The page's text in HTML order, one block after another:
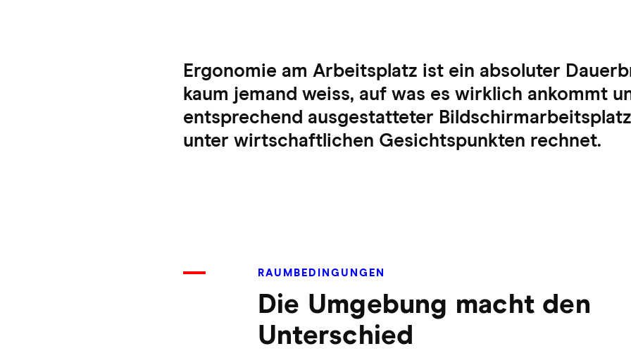
Ergonomie am Arbeitsplatz ist ein absoluter
kaum jemand weiss, auf was es wirklich ankommt
entsprechend ausgestatteter
unter wirtschaftlichen Gesichtspunkten rechnet.
RAUMBEDINGUNGEN
Die Umgebung macht den
Unterschied